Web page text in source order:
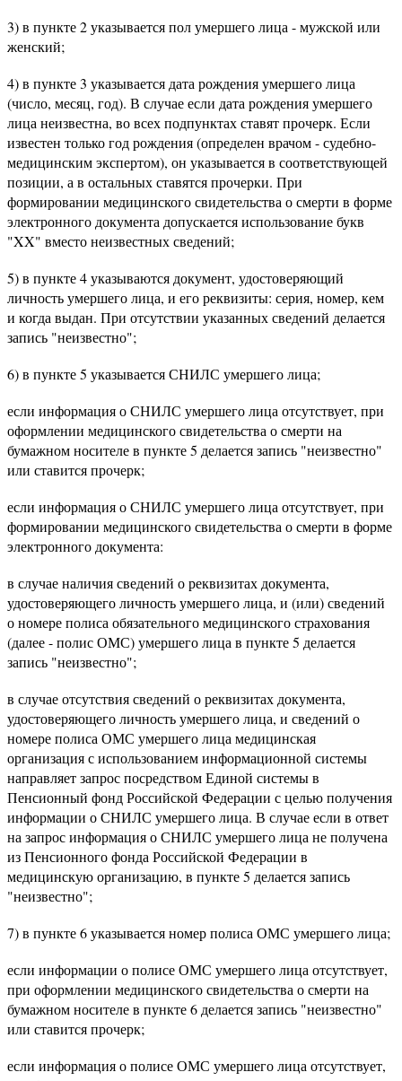
3) в пункте 2 указывается пол умершего лица - мужской или
женский;
4) в пункте 3 указывается дата рождения умершего лица
(число, месяц, год). В случае если дата рождения умершего
лица неизвестна, во всех подпунктах ставят прочерк. Если
известен только год рождения (определен врачом - судебно-
медицинским экспертом), он указывается в соответствующей
позиции, а в остальных ставятся прочерки. При
формировании медицинского свидетельства о смерти в форме
электронного документа допускается использование букв
"XX" вместо неизвестных сведений;
5) в пункте 4 указываются документ, удостоверяющий
личность умершего лица, и его реквизиты: серия, номер, кем
и когда выдан. При отсутствии указанных сведений делается
запись "неизвестно";
6) в пункте 5 указывается СНИЛС умершего лица;
если информация о СНИЛС умершего лица отсутствует, при
оформлении медицинского свидетельства о смерти на
бумажном носителе в пункте 5 делается запись "неизвестно"
или ставится прочерк;
если информация о СНИЛС умершего лица отсутствует, при
формировании медицинского свидетельства о смерти в форме
электронного документа:
в случае наличия сведений о реквизитах документа,
удостоверяющего личность умершего лица, и (или) сведений
о номере полиса обязательного медицинского страхования
(далее - полис ОМС) умершего лица в пункте 5 делается
запись "неизвестно";
в случае отсутствия сведений о реквизитах документа,
удостоверяющего личность умершего лица, и сведений о
номере полиса ОМС умершего лица медицинская
организация с использованием информационной системы
направляет запрос посредством Единой системы в
Пенсионный фонд Российской Федерации с целью получения
информации о СНИЛС умершего лица. В случае если в ответ
на запрос информация о СНИЛС умершего лица не получена
из Пенсионного фонда Российской Федерации в
медицинскую организацию, в пункте 5 делается запись
"неизвестно";
7) в пункте 6 указывается номер полиса ОМС умершего лица;
если информации о полисе ОМС умершего лица отсутствует,
при оформлении медицинского свидетельства о смерти на
бумажном носителе в пункте 6 делается запись "неизвестно"
или ставится прочерк;
если информация о полисе ОМС умершего лица отсутствует,